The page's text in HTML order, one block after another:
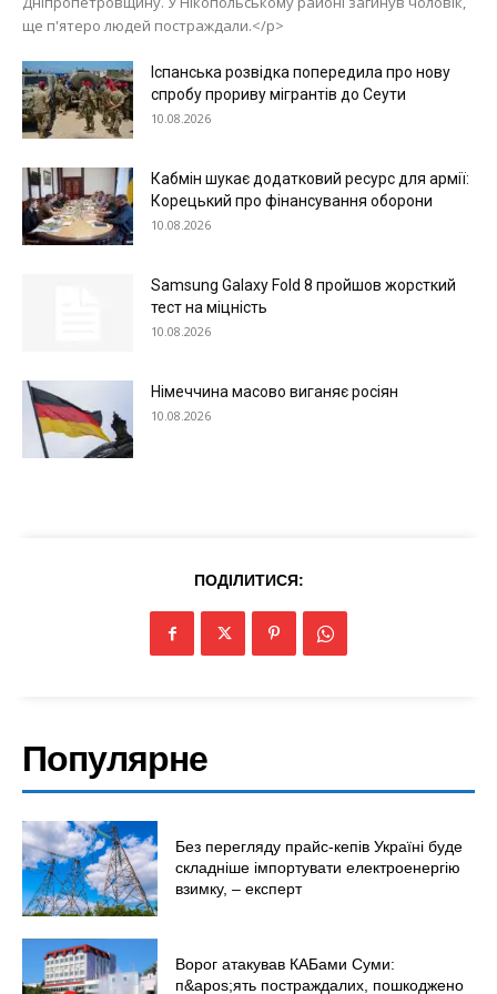
Меню
Київ
Війна
ще п'ятеро людей постраждали.</p>
Іспанська розвідка попередила про нову
спробу прориву мігрантів до Сеути
10.08.2026
Кабмін шукає додатковий ресурс для армії:
Корецький про фінансування оборони
10.08.2026
Samsung Galaxy Fold 8 пройшов жорсткий
тест на міцність
10.08.2026
Німеччина масово виганяє росіян
10.08.2026
ПОДІЛИТИСЯ:
Популярне
Без перегляду прайс-кепів Україні буде
складніше імпортувати електроенергію
взимку, – експерт
Ворог атакував КАБами Суми:
п&apos;ять постраждалих, пошкоджено